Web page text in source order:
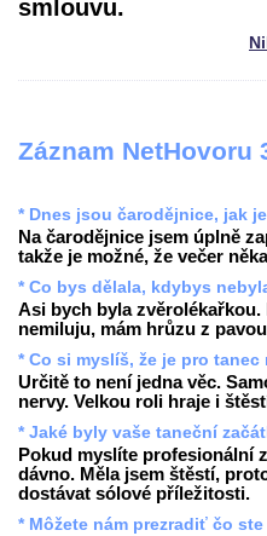
smlouvu.
Záznam NetHovoru
* Dnes jsou čarodějnice, jak
Na čarodějnice jsem úplně
takže je možné, že večer
* Co bys dělala, kdybys
Asi bych byla zvěrolékařkou.
nemiluju, mám hrůzu z
* Co si myslíš, že je pro
Určitě to není jedna věc.
nervy. Velkou roli hraje i
* Jaké byly vaše taneční
Pokud myslíte profesionální
dávno. Měla jsem štěstí,
dostávat sólové příležitosti.
* Môžete nám prezradiť čo